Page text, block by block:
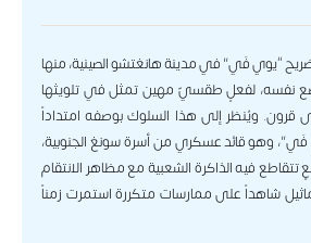
“يوي فَي” في مدينة هانغتشو الصينية، منها
نفسه، لفعلٍ طقسيّ مهين تمثل في تلويثها
قرون. ويُنظر إلى هذا السلوك بوصفه امتداداً
فَي”، وهو قائد عسكري من أسرة سونغ الجنوبية،
فيه الذاكرة الشعبية مع مظاهر الانتقام
شاهداً على ممارسات متكررة استمرت زمناً